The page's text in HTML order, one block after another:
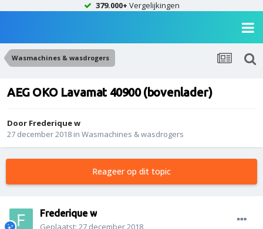
379.000+ Vergelijkingen
Wasmachines & wasdrogers
AEG OKO Lavamat 40900 (bovenlader)
Door Frederique w
27 december 2018 in Wasmachines & wasdrogers
Reageer op dit topic
Frederique w
Geplaatst: 27 december 2018